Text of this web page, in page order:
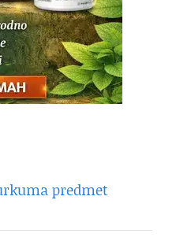
predmet